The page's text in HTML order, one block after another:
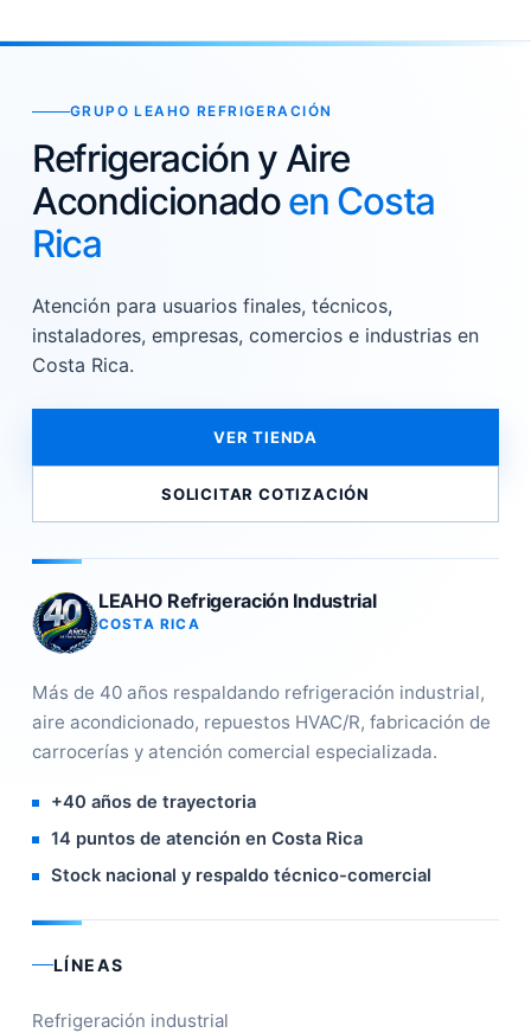
GRUPO LEAHO REFRIGERACIÓN
Refrigeración y Aire
Acondicionadoen Costa
Rica
Atención para usuarios finales, técnicos,
instaladores, empresas, comercios e industrias en
Costa Rica.
VER TIENDA
SOLICITAR COTIZACIÓN
LEAHO Refrigeración Industrial
COSTA RICA
Más de 40 años respaldando refrigeración industrial,
aire acondicionado, repuestos HVAC/R, fabricación de
carrocerías y atención comercial especializada.
+40 años de trayectoria
14 puntos de atención en Costa Rica
Stock nacional y respaldo técnico-comercial
LÍNEAS
Refrigeración industrial